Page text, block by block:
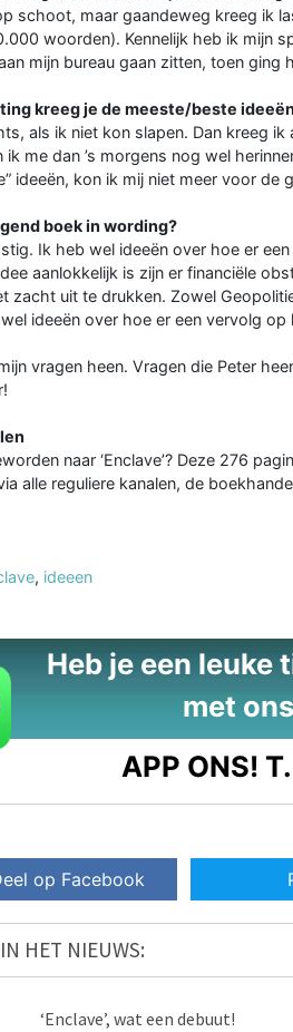
schoot, maar gaandeweg kreeg ik
woorden). Kennelijk heb ik mijn
mijn bureau gaan zitten, toen ging
kreeg je de meeste/beste
als ik niet kon slapen. Dan kreeg
ik me dan ’s morgens nog wel
ideeën, kon ik mij niet meer voor de
boek in wording?
Ik heb wel ideeën over hoe er
aanlokkelijk is zijn er financiële
zacht uit te drukken. Zowel
ideeën over hoe er een vervolg op
vragen heen. Vragen die Peter
naar ‘Enclave’? Deze 276
alle reguliere kanalen, de
, ideeen
Heb je een leuke
met
APP ONS! T.
op Facebook
HET NIEUWS:
‘Enclave’, wat een debuut!